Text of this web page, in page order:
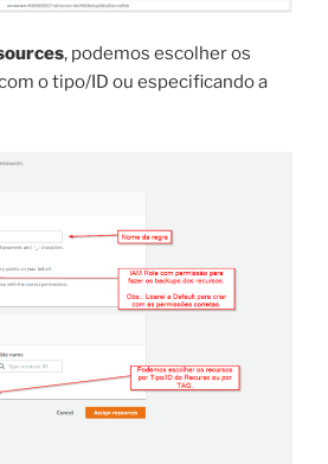
, podemos escolher os
o tipo/ID ou especificando a